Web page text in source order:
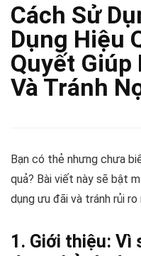
Cách Sử
Dụng Hiệu
Quyết Giúp
Và Tránh
Bạn có thẻ nhưng chưa
quả? Bài viết này sẽ bật
dụng ưu đãi và tránh rủi
1. Giới thiệu: Vì